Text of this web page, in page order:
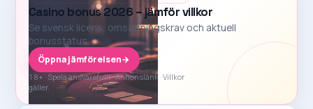
Casino bonus 2026 – jämför villkor
Se svensk licens, omsättningskrav och aktuell
bonusstatus.
Öppna jämförelsen→
18+ · Spela ansvarsfullt · Annonslänk · Villkor
gäller.